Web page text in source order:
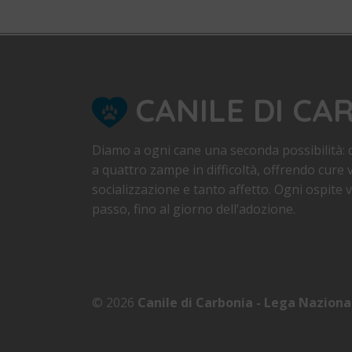
CANILE DI
Diamo a ogni cane una seconda possibilità:
a quattro zampe in difficoltà, offrendo cure
socializzazione e tanto affetto. Ogni ospite
passo, fino al giorno dell’adozione.
© 2026 Canile di Carbonia - Lega